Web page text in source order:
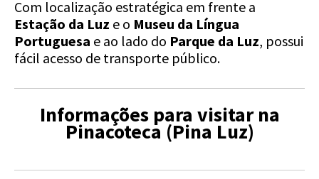
Com localização estratégica em frente a
Estação da Luz e o Museu da Língua
Portuguesa e ao lado do Parque da Luz, possui
fácil acesso de transporte público.
Informações para visitar na
Pinacoteca (Pina Luz)